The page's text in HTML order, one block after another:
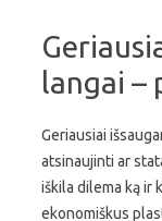
langai –
Geriausiai
atsinaujinti ar
iškila dilema ką ir
ekonomiškus